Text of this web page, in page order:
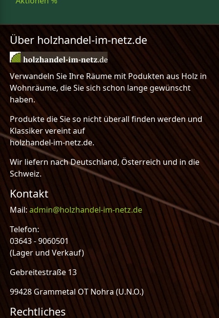
Über holzhandel-im-netz.de
Verwandeln Sie Ihre Räume mit Podukten aus Holz in
Wohnräume, die Sie sich schon lange gewünscht
haben.
Produkte die Sie so nicht überall finden werden und
Klassiker vereint auf
holzhandel-im-netz.de.
Wir liefern nach Deutschland, Österreich und in die
Schweiz.
Kontakt
Mail: admin@holzhandel-im-netz.de
Telefon:
03643 - 9060501
(Lager und Verkauf)
Gebreitestraße 13
99428 Grammetal OT Nohra (U.N.O.)
Rechtliches